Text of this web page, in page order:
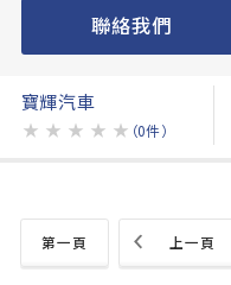
聯絡我們
寶輝汽車
★ ★ ★ ★ ★ （0件）
第一頁 上一頁